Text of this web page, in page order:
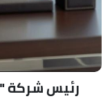
رئيس شركة